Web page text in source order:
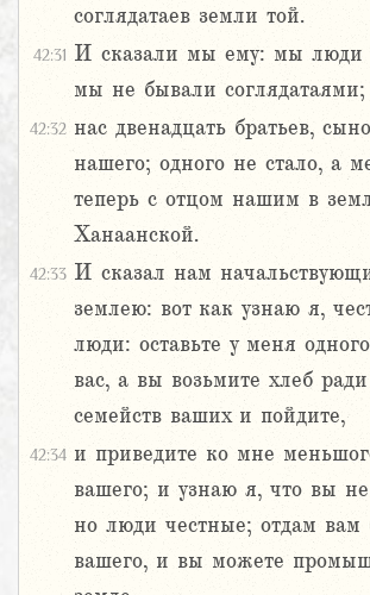
соглядатаев земли той.
42:31 И сказали мы ему: мы люди
мы не бывали соглядатаями;
42:32 нас двенадцать братьев,
нашего; одного не стало, а
теперь с отцом нашим в
Ханаанской.
42:33 И сказал нам
землею: вот как узнаю я,
люди: оставьте у меня
вас, а вы возьмите хлеб
семейств ваших и пойдите,
42:34 и приведите ко мне
вашего; и узнаю я, что вы не
но люди честные; отдам вам
вашего, и вы можете